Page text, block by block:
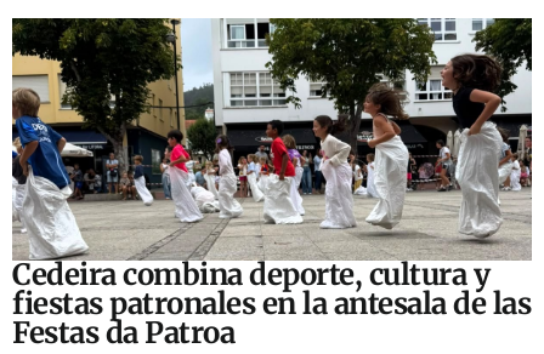
Cedeira combina deporte, cultura y
fiestas patronales en la antesala de las
Festas da Patroa